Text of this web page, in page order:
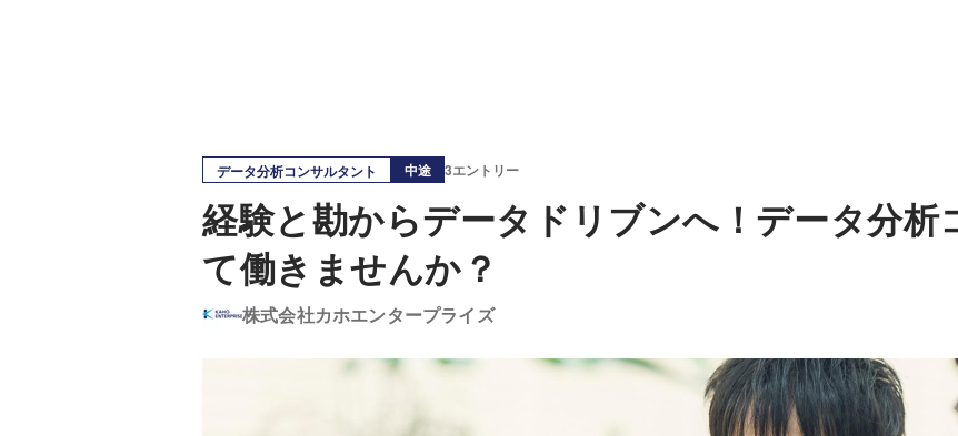
データ分析コンサルタント 中途 3エントリー
経験と勘からデータドリブンへ！データ分析
て働きませんか？
株式会社カホエンタープライズ